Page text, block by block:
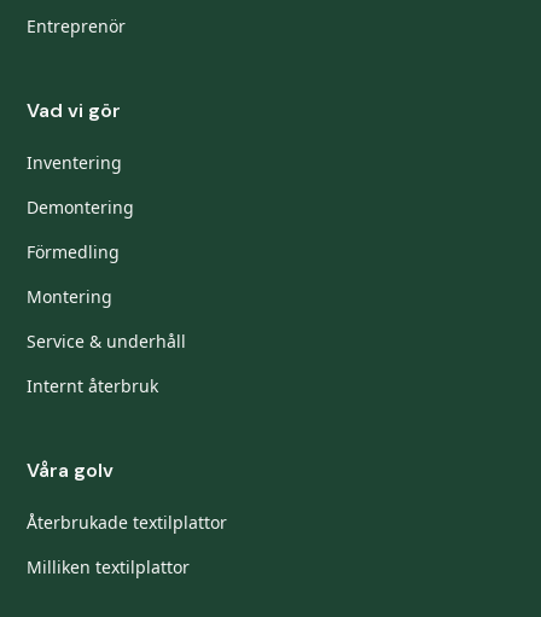
Entreprenör
Vad vi gör
Inventering
Demontering
Förmedling
Montering
Service & underhåll
Internt återbruk
Våra golv
Återbrukade textilplattor
Milliken textilplattor